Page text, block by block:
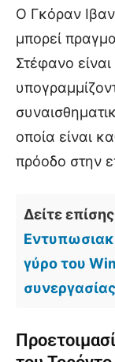
Ο Γκόραν
μπορεί
Στέφανο
οποία είναι
πρόοδο στην
Δείτε
γύρο του